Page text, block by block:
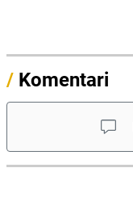
/ Komentari